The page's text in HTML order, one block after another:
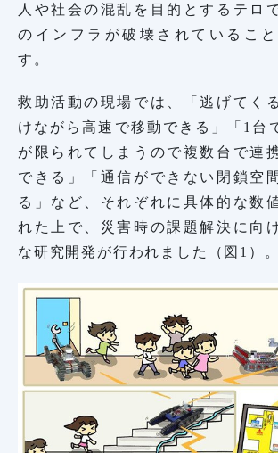
人や社会の混乱を目的とするテロ
のインフラが破壊されているこ
す。
救助活動の現場では、「逃げてく
けながら高速で移動できる」「1台
が限られてしまうので複数台で連
できる」「通信ができない閉鎖空
る」など、それぞれに具体的な数
れた上で、災害時の課題解決に向
な研究開発が行われました（図1）。